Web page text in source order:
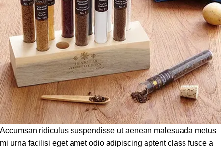
Accumsan ridiculus suspendisse ut aenean malesuada metus
mi urna facilisi eget amet odio adipiscing aptent class fusce a